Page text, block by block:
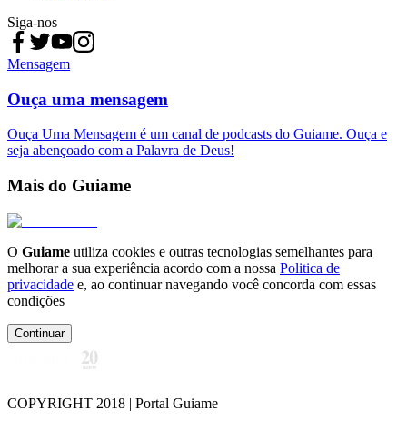
Siga-nos
Mensagem
Ouça uma mensagem
Ouça Uma Mensagem é um canal de podcasts do Guiame. Ouça e
seja abençoado com a Palavra de Deus!
Mais do Guiame
O Guiame utiliza cookies e outras tecnologias semelhantes para
melhorar a sua experiência acordo com a nossa Politica de
privacidade e, ao continuar navegando você concorda com essas
condições
Continuar
COPYRIGHT 2018 | Portal Guiame